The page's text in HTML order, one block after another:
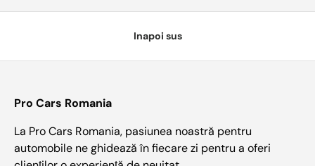
Inapoi sus
Pro Cars Romania
La Pro Cars Romania, pasiunea noastră pentru
automobile ne ghidează în fiecare zi pentru a oferi